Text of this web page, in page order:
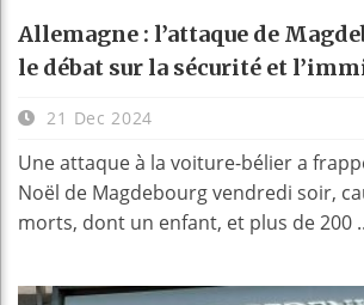
Allemagne : l’attaque de
le débat sur la sécurité et
21 Dec 2024
Une attaque à la voiture-bélier a
Noël de Magdebourg vendredi soir,
morts, dont un enfant, et plus de 200